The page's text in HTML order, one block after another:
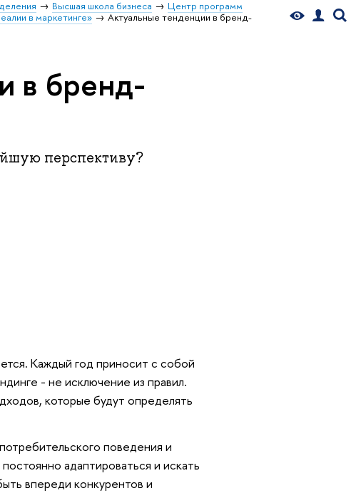
Высшая школа бизнеса
Центр программ
в маркетинге»
Актуальные тенденции в бренд-
в бренд-
перспективу?
Каждый год приносит с собой
- не исключение из правил.
которые будут определять
поведения и
адаптироваться и искать
впереди конкурентов и